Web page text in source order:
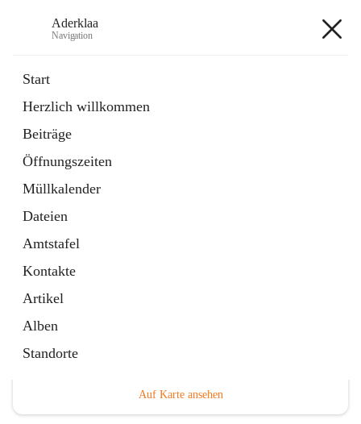
Aderklaa
Navigation
Start
Herzlich willkommen
Beiträge
Öffnungszeiten
Müllkalender
Dateien
Amtstafel
Kontakte
Artikel
Alben
Standorte
6 Schnellzugriffe
Gemeinde
3 Schnellzugriffe
Auf Karte ansehen